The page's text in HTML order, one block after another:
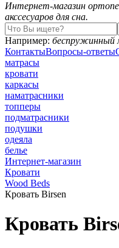
Интернет-магазин
акссесуаров для сна.
Например: беспружинный
КонтактыВопросы-ответы
матрасы
кровати
каркасы
наматрасники
топперы
подматрасники
подушки
одеяла
белье
Интернет-магазин
Кровати
Wood Beds
Кровать Birsen
Кровать